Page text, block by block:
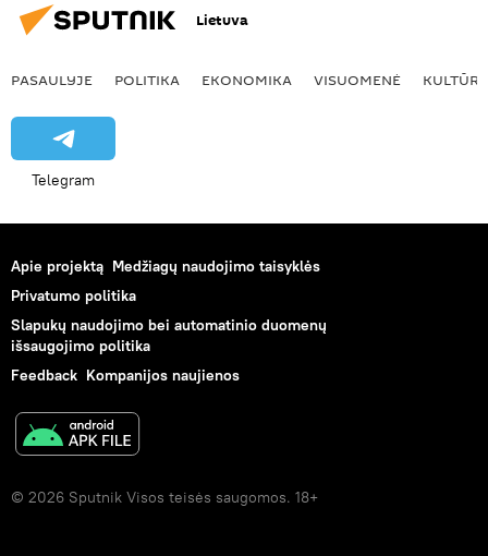
Lietuva
PASAULYJE POLITIKA EKONOMIKA VISUOMENĖ KULTŪRA
Telegram
Apie projektą Medžiagų naudojimo taisyklės
Privatumo politika
Slapukų naudojimo bei automatinio duomenų
išsaugojimo politika
Feedback Kompanijos naujienos
© 2026 Sputnik Visos teisės saugomos. 18+